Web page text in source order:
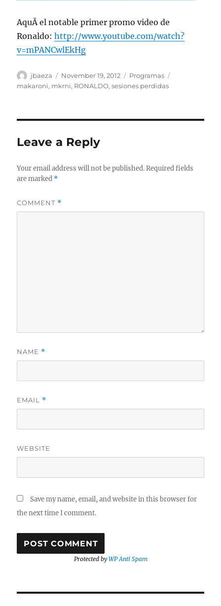
AquÃ­ el notable primer promo video de
Ronaldo:http://www.youtube.com/watch?
v=mPANCwlEkHg
Author
jbaeza
Posted
on
November 19, 2012 Categories
Programas
makaroni, mkrni, RONALDO,sesiones perdidas
Leave a Reply
Your email address will not be published. Required fields
are marked *
COMMENT *
NAME *
EMAIL *
WEBSITE
Save my name, email, and website in this browser for
the next time I comment.
Protected byWP Anti Spam